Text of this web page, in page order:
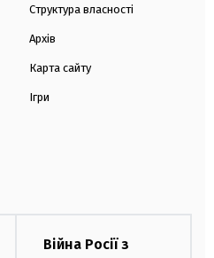
Структура власності
Архів
Карта сайту
Ігри
Війна Росії з